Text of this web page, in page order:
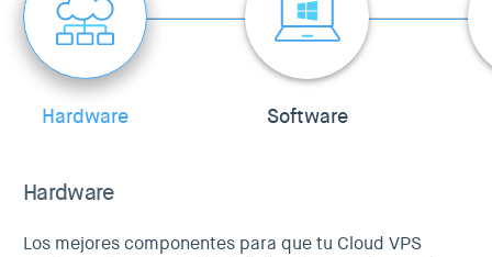
Hardware Software
Hardware
Los mejores componentes para que tu Cloud VPS